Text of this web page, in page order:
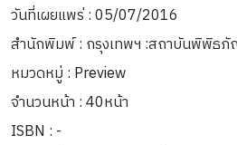
วันที่เผยแพร่ : 05/07/2016
สำนักพิมพ์ : กรุงเทพฯ :สถาบันพิพิธภั
หมวดหมู่ : Preview
จำนวนหน้า : 40หน้า
ISBN : -